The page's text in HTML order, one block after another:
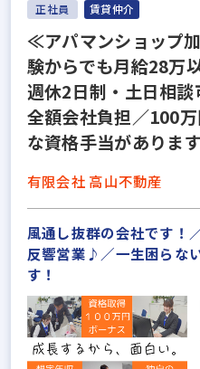
正社員 賃貸仲介
≪アパマンショップ
験からでも月給28万
週休2日制・土日相
全額会社負担／100
な資格手当がありま
有限会社 高山不動産
風通し抜群の会社です！
反響営業♪／一生困らな
す！